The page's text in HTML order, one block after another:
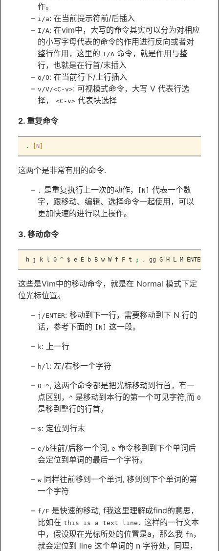
作。
i/a: 在当前提示符前/后插入
I/A: 在vim中，大写的命令其实可以分为对相应
的小写字母代表的命令的作用进行反向或者对
整行作用，这里的 I/A 命令，就是作用与整
行，也就是在行首/末插入
o/O: 在当前行下/上行插入
v/V/<C-v>: 可视模式命令，大写 V 代表行选
择，
<C-v> 代表块选择
2. 重复命令
. N
这两个是非常有用的命令.
. 是重复执行上一次的动作， [N]
代表一个数
字，跟移动、编辑、选择命令一起使用，可以
更加快速的进行以上操作。
3. 移动命令
h j k l 0 ^ $ e E b B w W f F t ; , gg G H L M ENTER
这些是Vim中的移动命令，就是在 Normal 模式下定
位光标位置。
j/ENTER: 移动到下一行，需要移动到下 N 行的
话，参考下面的
[N] 这一段。
k: 上一行
h/l : 左/右移一个字符
0 ^, 这两个命令都是把光标移动到行首，有一
点区别，
^ 是移动到本行的第一个可见字符,而 0
是移到整行的行首。
$: 定位到行末
e/b往前/后移一个词, e 命令移到到下个单词后
会定位到单词的最后一个字符。
w 同样往前移到一个单词, 移到到下个单词的第
一个字符
f/F 是快速的移动, f我这里理解成find的意思，
比如在 this is a text line. 这样的一行文本
中，假设现在光标所处的位置是a，那么我 fn ，
就会定位到 line 这个单词的 n 字符处，同理，